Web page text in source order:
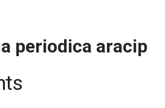
periodica aracip